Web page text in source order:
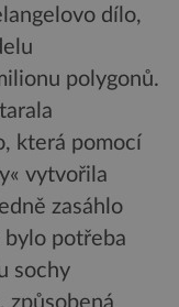
dílo,
polygonů.
která pomocí
vytvořila
zasáhlo
potřeba
sochy
způsobená